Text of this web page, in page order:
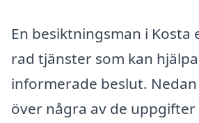
En besiktningsman i Kosta
rad tjänster som kan
informerade beslut.
över några av de uppgifter